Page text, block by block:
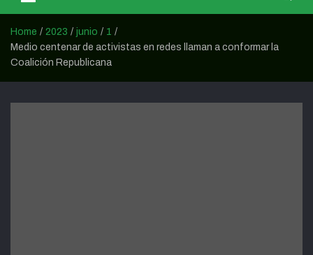
Home 2023 junio
1
Medio centenar de activistas en redes llaman a conformar la
Coalición Republicana